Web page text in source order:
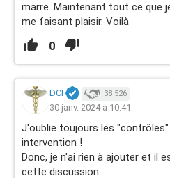
marre. Maintenant tout ce que
me faisant plaisir. Voilà
0
DCI 38 526
30 janv. 2024 à 10:41
J'oublie toujours les "contrôles"
intervention !
Donc, je n'ai rien à ajouter et il
cette discussion.